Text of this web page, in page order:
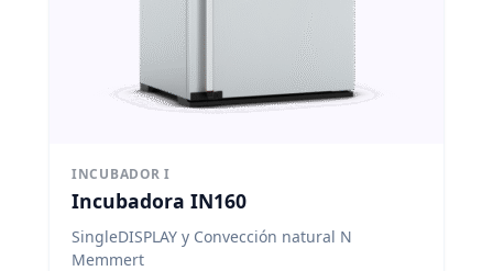
INCUBADOR I
Incubadora IN160
SingleDISPLAY y Convección natural N
Memmert